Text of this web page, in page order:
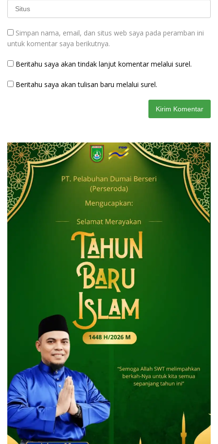
Simpan nama, email, dan situs web saya pada peramban ini
untuk komentar saya berikutnya.
Beritahu saya akan tindak lanjut komentar melalui surel.
Beritahu saya akan tulisan baru melalui surel.